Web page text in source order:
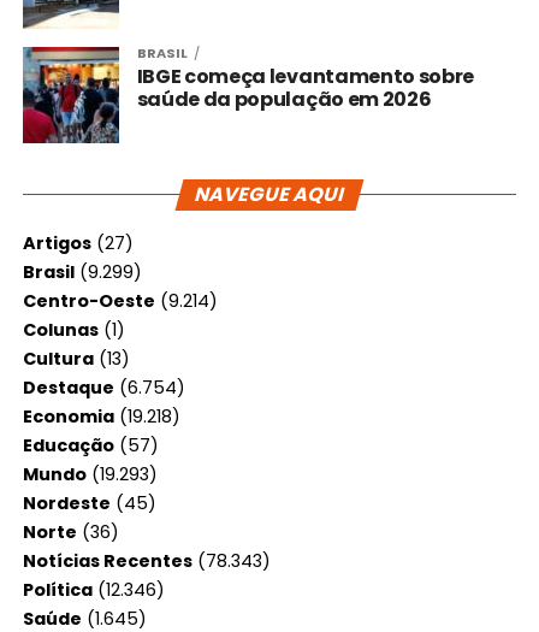
BRASIL
IBGE começa levantamento sobre
saúde da população em 2026
NAVEGUE AQUI
Artigos(27)
Brasil(9.299)
Centro-Oeste (9.214)
Colunas(1)
Cultura(13)
Destaque (6.754)
Economia(19.218)
Educação(57)
Mundo(19.293)
Nordeste (45)
Norte (36)
Notícias Recentes(78.343)
Política(12.346)
Saúde (1.645)